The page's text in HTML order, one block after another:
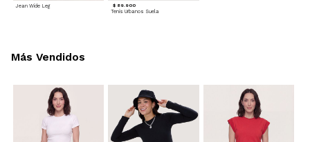
Jean Wide Leg $ 89.900
Tenis Urbanos Suela
Más Vendidos